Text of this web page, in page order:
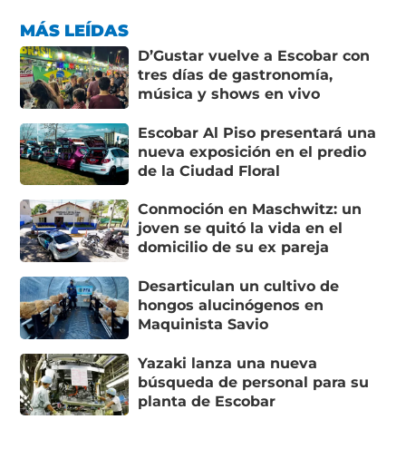
MÁS LEÍDAS
D’Gustar vuelve a Escobar con
tres días de gastronomía,
música y shows en vivo
Escobar Al Piso presentará una
nueva exposición en el predio
de la Ciudad Floral
Conmoción en Maschwitz: un
joven se quitó la vida en el
domicilio de su ex pareja
Desarticulan un cultivo de
hongos alucinógenos en
Maquinista Savio
Yazaki lanza una nueva
búsqueda de personal para su
planta de Escobar